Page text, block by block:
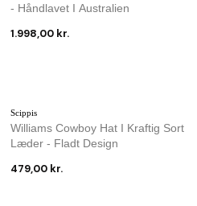
- Håndlavet I Australien
1.998,00 kr.
Scippis
Williams Cowboy Hat I Kraftig Sort
Læder - Fladt Design
479,00 kr.